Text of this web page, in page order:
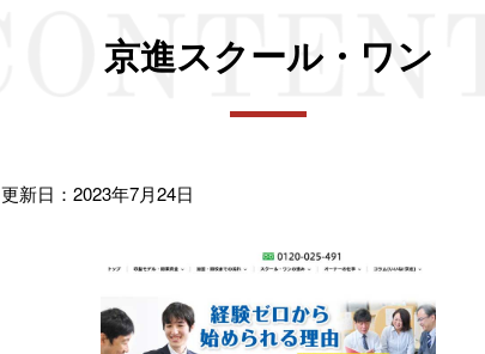
京進スクール・ワン
更新日：2023年7月24日